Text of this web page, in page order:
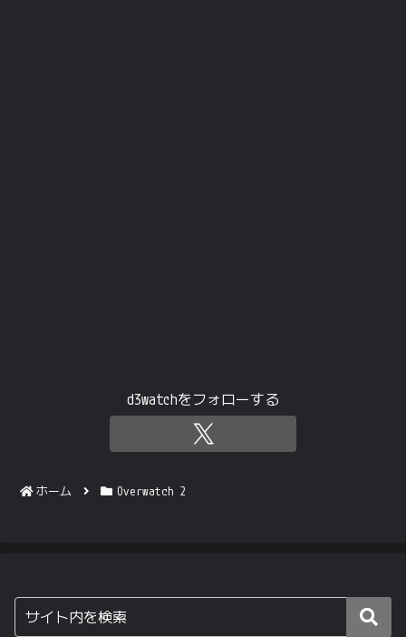
d3watchをフォローする
ホーム Overwatch 2